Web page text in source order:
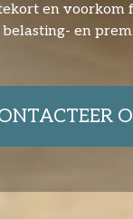
en voorkom
en